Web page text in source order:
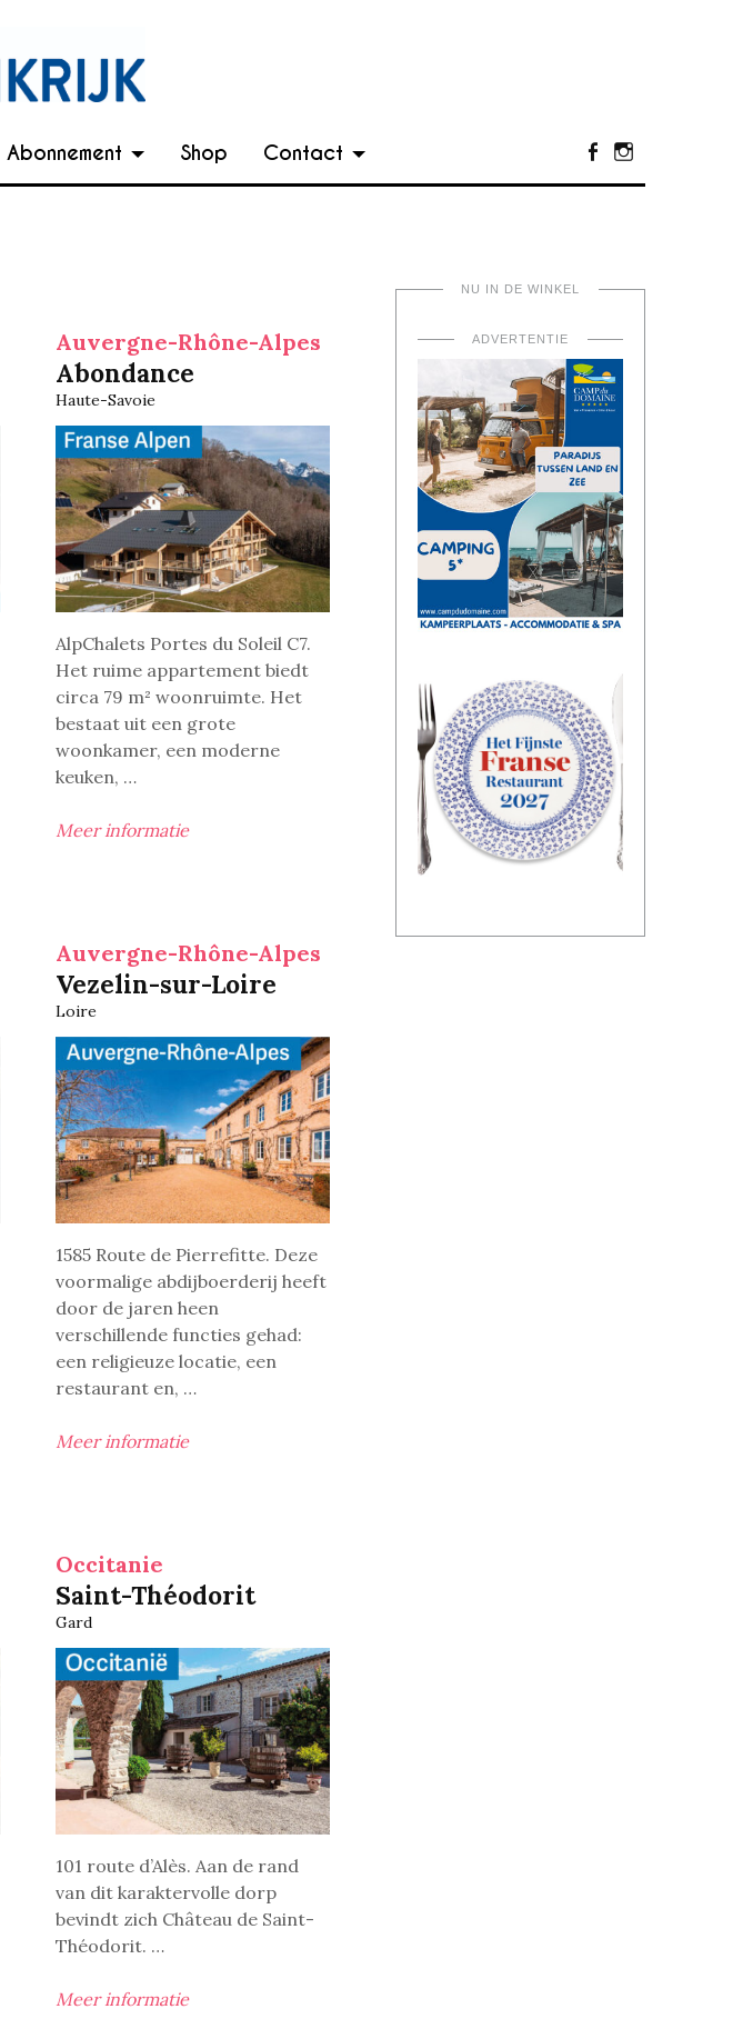
Abonnement Shop Contact Facebook
Auvergne-Rhône-Alpes
Abondance
Haute-Savoie
AlpChalets Portes du Soleil C7.
Het ruime appartement biedt
circa 79 m² woonruimte. Het
bestaat uit een grote
woonkamer, een moderne
keuken, …
Meer informatie
Auvergne-Rhône-Alpes
Vezelin-sur-Loire
Loire
1585 Route de Pierrefitte. Deze
voormalige abdijboerderij heeft
door de jaren heen
verschillende functies gehad:
een religieuze locatie, een
restaurant en, …
Meer informatie
Occitanie
Saint-Théodorit
Gard
101 route d’Alès. Aan de rand
van dit karaktervolle dorp
bevindt zich Château de Saint-
Théodorit. …
Meer informatie
NU IN DE WINKEL
ADVERTENTIE